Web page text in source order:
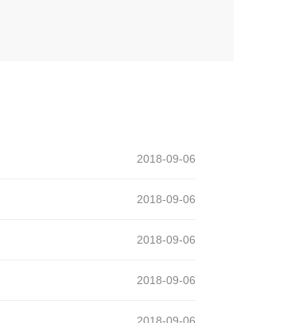
2018-09-06
2018-09-06
2018-09-06
2018-09-06